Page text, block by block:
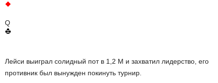
Q
Лейси выиграл солидный пот в 1,2 М и захватил лидерство, его
противник был вынужден покинуть турнир.